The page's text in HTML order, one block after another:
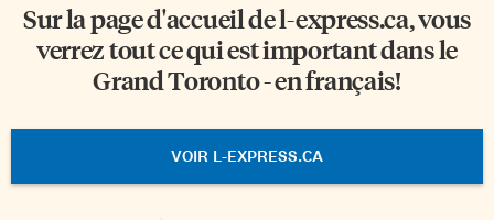
Sur la page d'accueil del-express.ca, vous
verrez tout ce qui est important dans le
Grand Toronto - en français!
VOIR L-EXPRESS.CA